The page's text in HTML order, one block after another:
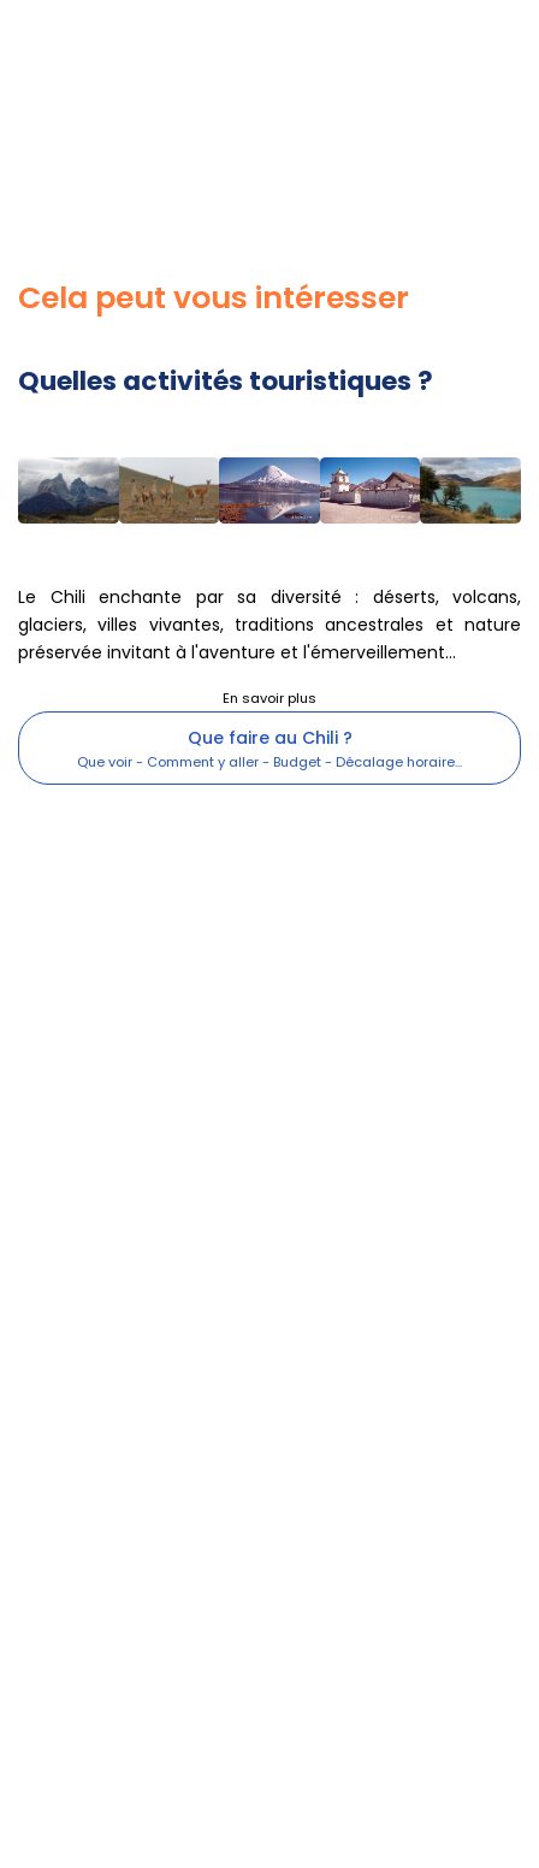
Cela peut vous intéresser
Quelles activités touristiques ?
Le Chili enchante par sa diversité : déserts, volcans,
glaciers, villes vivantes, traditions ancestrales et nature
préservée invitant à l'aventure et l'émerveillement...
Que faire au Chili ?